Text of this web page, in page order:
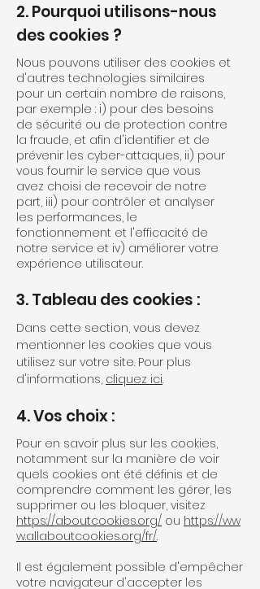
2. Pourquoi utilisons-nous
des cookies ?
Nous pouvons utiliser des cookies et
d'autres technologies similaires
pour un certain nombre de raisons,
par exemple : i) pour des besoins
de sécurité ou de protection contre
la fraude, et afin d'identifier et de
prévenir les cyber-attaques, ii) pour
vous fournir le service que vous
avez choisi de recevoir de notre
part, iii) pour contrôler et analyser
les performances, le
fonctionnement et l'efficacité de
notre service et iv) améliorer votre
expérience utilisateur.
3. Tableau des cookies :
Dans cette section, vous devez
mentionner les cookies que vous
utilisez sur votre site. Pour plus
d'informations, cliquez ici.
4. Vos choix :
Pour en savoir plus sur les cookies,
notamment sur la manière de voir
quels cookies ont été définis et de
comprendre comment les gérer, les
supprimer ou les bloquer, visitez
https://aboutcookies.org/ ou https://ww
w.allaboutcookies.org/fr/.
Il est également possible d'empêcher
votre navigateur d'accepter les